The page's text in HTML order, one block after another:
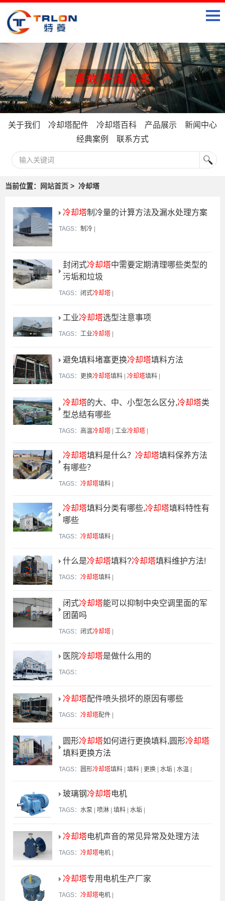
关于我们 冷却塔配件 冷却塔百科 产品展示
新闻中心
经典案例
联系方式
当前位置： 网站首页 > 冷却塔
冷却塔制冷量的计算方法及漏水处理方案
TAGS： 制冷 |
封闭式冷却塔中需要定期清理哪些类型的
污垢和垃圾
TAGS： 闭式冷却塔 |
工业冷却塔选型注意事项
TAGS： 工业冷却塔 |
避免填料堵塞更换冷却塔填料方法
TAGS： 更换冷却塔填料 冷却塔填料
冷却塔的大、中、小型怎么区分,冷却塔类
型总结有哪些
TAGS： 高温冷却塔 | 工业冷却塔 |
冷却塔填料是什么？ 冷却塔填料保养方法
有哪些？
TAGS： 冷却塔填料 |
冷却塔填料分类有哪些,冷却塔填料特性有
哪些
TAGS： 冷却塔填料 |
什么是冷却塔填料?冷却塔填料维护方法!
TAGS： 冷却塔填料 |
闭式冷却塔能可以抑制中央空调里面的军
团菌吗
TAGS： 闭式冷却塔
医院冷却塔是做什么用的
TAGS：
冷却塔配件喷头损坏的原因有哪些
TAGS： 冷却塔配件 |
圆形冷却塔如何进行更换填料,圆形冷却塔
填料更换方法
TAGS： 圆形冷却塔填料 填料 更换 水垢 水温
玻璃钢 冷却塔电机
TAGS： 水泵 喷淋 填料 水垢
冷却塔电机声音的常见异常及处理方法
TAGS： 冷却塔电机 |
冷却塔专用电机生产厂家
TAGS： 冷却塔电机